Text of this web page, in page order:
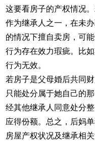
这要看房子的产权情况
作为继承人之一，在未
的情况下擅自卖房，可
行为存在效力瑕疵。比
行为无效。
若房子是父母婚后共同
只能处分属于她自己的
经其他继承人同意处分
应得份额。总之，后妈
房屋产权状况及继承相